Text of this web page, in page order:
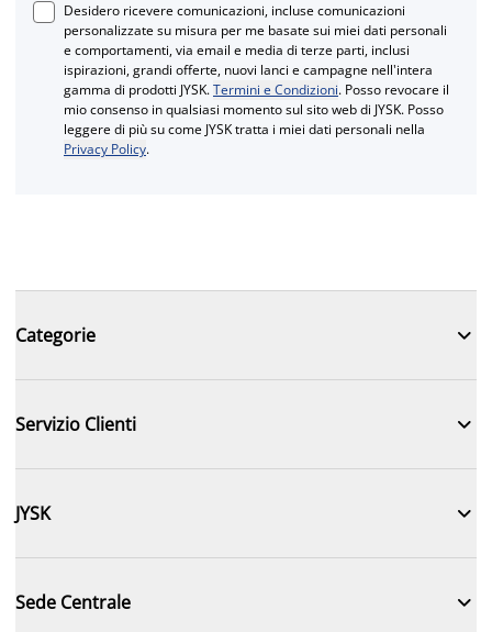
Desidero ricevere comunicazioni, incluse comunicazioni
personalizzate su misura per me basate sui miei dati personali
e comportamenti, via email e media di terze parti, inclusi
ispirazioni, grandi offerte, nuovi lanci e campagne nell'intera
gamma di prodotti JYSK.Termini e Condizioni. Posso revocare il
mio consenso in qualsiasi momento sul sito web di JYSK. Posso
leggere di più su come JYSK tratta i miei dati personali nella
Privacy Policy.
Categorie 
Servizio Clienti 
JYSK 
Sede Centrale 